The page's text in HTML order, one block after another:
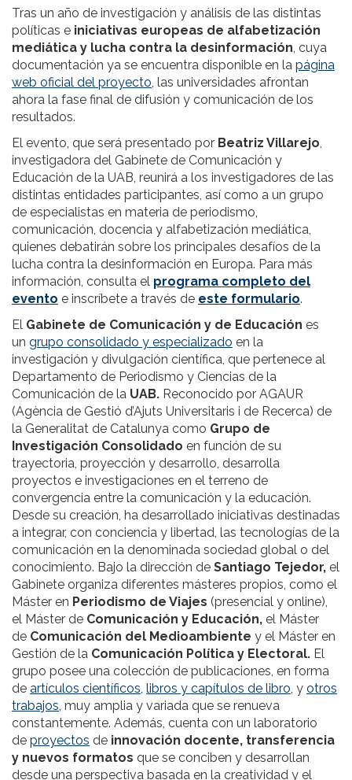
Tras un año de investigación y análisis de las distintas
políticas e iniciativas europeas de alfabetización
mediática y lucha contra la desinformación, cuya
documentación ya se encuentra disponible en la página
web oficial del proyecto, las universidades afrontan
ahora la fase final de difusión y comunicación de los
resultados.
El evento, que será presentado por Beatriz Villarejo,
investigadora del Gabinete de Comunicación y
Educación de la UAB, reunirá a los investigadores de las
distintas entidades participantes, así como a un grupo
de especialistas en materia de periodismo,
comunicación, docencia y alfabetización mediática,
quienes debatirán sobre los principales desafíos de la
lucha contra la desinformación en Europa. Para más
información, consulta el programa completo del
evento e inscríbete a través de este formulario.
El Gabinete de Comunicación y de Educación es
un grupo consolidado y especializado en la
investigación y divulgación científica, que pertenece al
Departamento de Periodismo y Ciencias de la
Comunicación de la UAB. Reconocido por AGAUR
(Agència de Gestió d’Ajuts Universitaris i de Recerca) de
la Generalitat de Catalunya como Grupo de
Investigación Consolidado en función de su
trayectoria, proyección y desarrollo, desarrolla
proyectos e investigaciones en el terreno de
convergencia entre la comunicación y la educación.
Desde su creación, ha desarrollado iniciativas destinadas
a integrar, con conciencia y libertad, las tecnologías de la
comunicación en la denominada sociedad global o del
conocimiento. Bajo la dirección de Santiago Tejedor, el
Gabinete organiza diferentes másteres propios, como el
Máster en Periodismo de Viajes (presencial y online),
el Máster de Comunicación y Educación, el Máster
de Comunicación del Medioambiente y el Máster en
Gestión de la Comunicación Política y Electoral. El
grupo posee una colección de publicaciones, en forma
de artículos científicos, libros y capítulos de libro, y otros
trabajos, muy amplia y variada que se renueva
constantemente. Además, cuenta con un laboratorio
de proyectos de innovación docente, transferencia
y nuevos formatos que se conciben y desarrollan
desde una perspectiva basada en la creatividad y el